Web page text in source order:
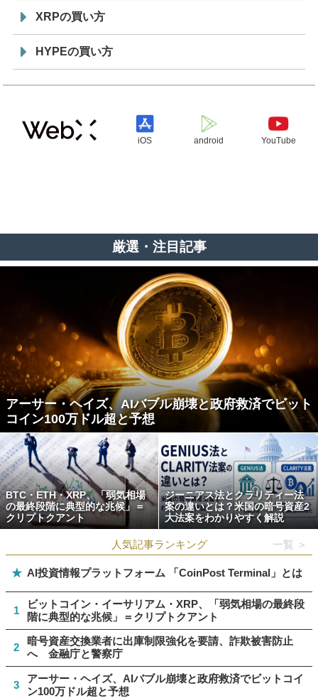
XRPの買い方
HYPEの買い方
iOS android YouTube
厳選・注目記事
アーサー・ヘイズ、AIバブル崩壊と政府救済でビット
コイン100万ドル超と予想
BTC・ETH・XRP、「弱気相場
の最終段階に典型的な兆候」＝
クリプトクアント
ジーニアス法とクラリティー法
案の違いとは？米国の暗号資産2
大法案をわかりやすく解説
人気記事ランキング 一覧 ＞
★ AI投資情報プラットフォーム 「CoinPost Terminal」とは
1
ビットコイン・イーサリアム・XRP、「弱気相場の最終段
階に典型的な兆候」＝クリプトクアント
2
暗号資産交換業者に出庫制限強化を要請、詐欺被害防止
へ 金融庁と警察庁
3
アーサー・ヘイズ、AIバブル崩壊と政府救済でビットコイ
ン100万ドル超と予想